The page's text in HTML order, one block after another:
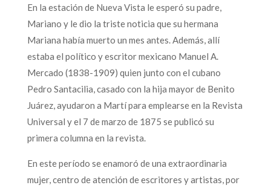
En la estación de Nueva Vista le esperó su padre,
Mariano y le dio la triste noticia que su hermana
Mariana había muerto un mes antes. Además, allí
estaba el político y escritor mexicano Manuel A.
Mercado (1838-1909) quien junto con el cubano
Pedro Santacilia, casado con la hija mayor de Benito
Juárez, ayudaron a Martí para emplearse en la Revista
Universal y el 7 de marzo de 1875 se publicó su
primera columna en la revista.
En este período se enamoró de una extraordinaria
mujer, centro de atención de escritores y artistas, por